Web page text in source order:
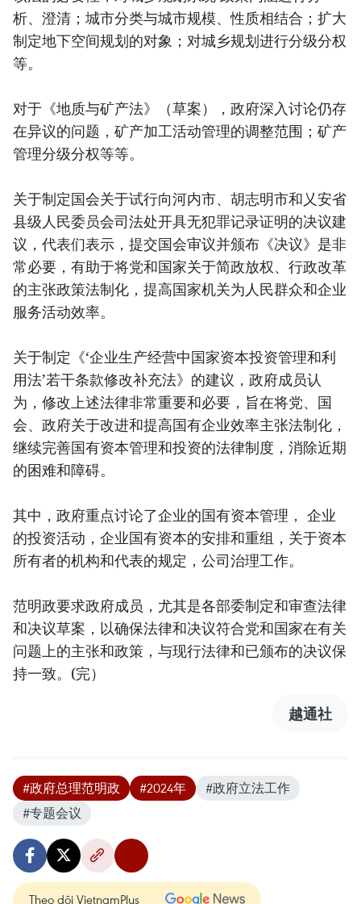
析、澄清；城市分类与城市规模、性质相结合；扩大
制定地下空间规划的对象；对城乡规划进行分级分权
等。
对于《地质与矿产法》（草案），政府深入讨论仍存
在异议的问题，矿产加工活动管理的调整范围；矿产
管理分级分权等等。
关于制定国会关于试行向河内市、胡志明市和乂安省
县级人民委员会司法处开具无犯罪记录证明的决议建
议，代表们表示，提交国会审议并颁布《决议》是非
常必要，有助于将党和国家关于简政放权、行政改革
的主张政策法制化，提高国家机关为人民群众和企业
服务活动效率。
关于制定《‘企业生产经营中国家资本投资管理和利
用法’若干条款修改补充法》的建议，政府成员认
为，修改上述法律非常重要和必要，旨在将党、国
会、政府关于改进和提高国有企业效率主张法制化，
继续完善国有资本管理和投资的法律制度，消除近期
的困难和障碍。
其中，政府重点讨论了企业的国有资本管理， 企业
的投资活动，企业国有资本的安排和重组，关于资本
所有者的机构和代表的规定，公司治理工作。
范明政要求政府成员，尤其是各部委制定和审查法律
和决议草案，以确保法律和决议符合党和国家在有关
问题上的主张和政策，与现行法律和已颁布的决议保
持一致。(完）
越通社
#政府总理范明政 #2024年
#政府立法工作
#专题会议
Theo dõi VietnamPlus